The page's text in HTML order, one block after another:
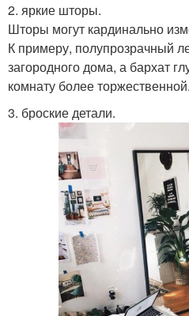
2. яркие шторы.
Шторы могут кардинально
К примеру, полупрозрачный
загородного дома, а бархат
комнату более торжественной.
3. броские детали.